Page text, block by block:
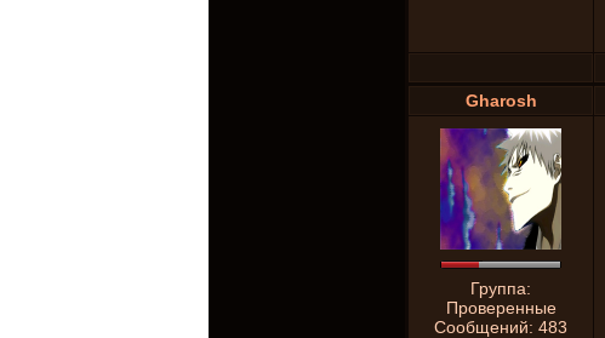
Gharosh
Группа:
Проверенные
Сообщений: 483